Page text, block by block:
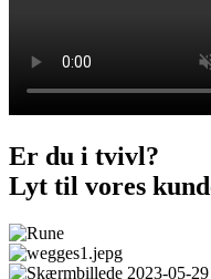
Er du i tvivl?
Lyt til vores